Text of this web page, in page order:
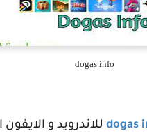
dogas info
dogas للاندرويد و